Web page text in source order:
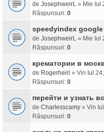
de JosephweirL » Mie Iul
Răspunsuri: 0
speedyindex
de JosephweirL » Mie Iul
Răspunsuri: 0
крематории в
de Rogerheirl » Vin Iul
Răspunsuri: 0
перейти и узнать
de Charlesscamy » Vin
Răspunsuri: 0